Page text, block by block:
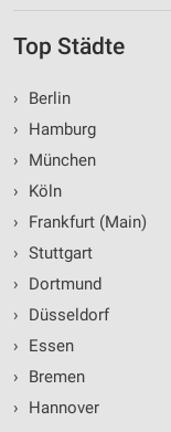
Top Städte
›
Berlin
›
Hamburg
›
München
›
Köln
›
Frankfurt (Main)
› Stuttgart
›
Dortmund
›
Düsseldorf
›
Essen
›
Bremen
›
Hannover